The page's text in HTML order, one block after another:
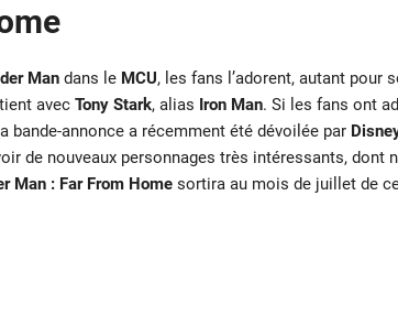
Mandans le MCU, les fans l’adorent, autant pour
avec Tony Stark, alias Iron Man. Si les fans ont
annonce a récemment été dévoilée par
de nouveaux personnages très intéressants, dont
Man : Far From Homesortira au mois de juillet de